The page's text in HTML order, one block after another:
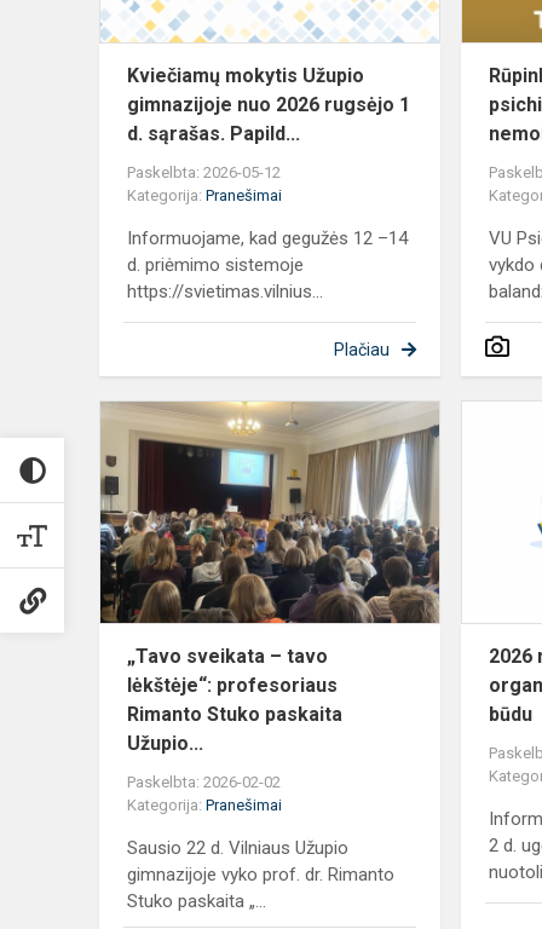
rugsėjo
1
Kviečiamų mokytis Užupio
gimnazijoje nuo 2026 rugsėjo 1
d. sąrašas. Papild...
Paskelbta: 2026-05-12
Kategorija: Pranešimai
Informuojame, kad gegužės 12 –14
d. priėmimo sistemoje
https://svietimas.vilnius...
Plačiau
VU
vykdo
sveikata
lėkštėje“:
profesoriaus
Rimanto
Stuko...
„Tavo sveikata – tavo
lėkštėje“: profesoriaus
Rimanto Stuko paskaita
Užupio...
Paskelbta: 2026-02-02
Kategorija: Pranešimai
Sausio 22 d. Vilniaus Užupio
gimnazijoje vyko prof. dr. Rimanto
Stuko paskaita „...
2026
būdu
2 d.